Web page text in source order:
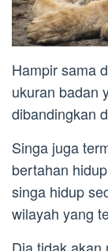
Hampir sama
ukuran badan
dibandingkan
Singa juga
bertahan
singa hidup
wilayah yang
Dia tidak akan